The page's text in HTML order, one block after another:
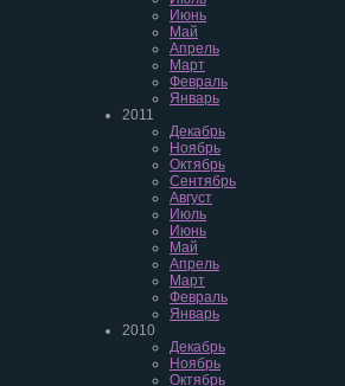
Июнь
Май
Апрель
Март
Февраль
Январь
2011
Декабрь
Ноябрь
Октябрь
Сентябрь
Август
Июль
Июнь
Май
Апрель
Март
Февраль
Январь
2010
Декабрь
Ноябрь
Октябрь